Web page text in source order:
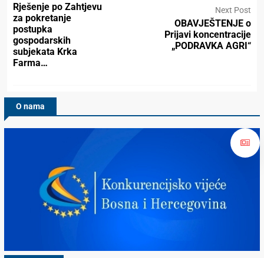
Rješenje po Zahtjevu
za pokretanje
postupka
gospodarskih
subjekata Krka
Farma…
Next Post
OBAVJEŠTENJE o
Prijavi koncentracije
„PODRAVKA AGRI“
O nama